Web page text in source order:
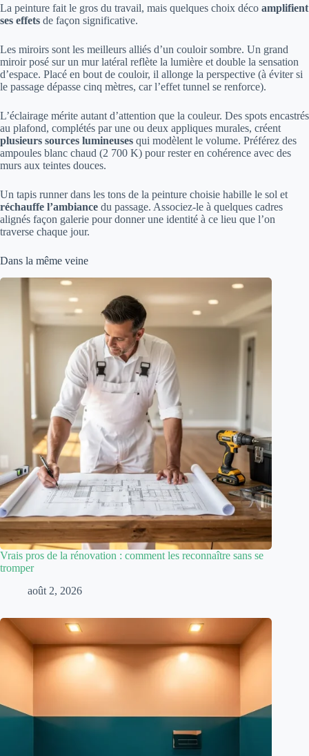
La peinture fait le gros du travail, mais quelques choix déco amplifient
ses effets de façon significative.
Les miroirs sont les meilleurs alliés d’un couloir sombre. Un grand
miroir posé sur un mur latéral reflète la lumière et double la sensation
d’espace. Placé en bout de couloir, il allonge la perspective (à éviter si
le passage dépasse cinq mètres, car l’effet tunnel se renforce).
L’éclairage mérite autant d’attention que la couleur. Des spots encastrés
au plafond, complétés par une ou deux appliques murales, créent
plusieurs sources lumineuses qui modèlent le volume. Préférez des
ampoules blanc chaud (2 700 K) pour rester en cohérence avec des
murs aux teintes douces.
Un tapis runner dans les tons de la peinture choisie habille le sol et
réchauffe l’ambiance du passage. Associez-le à quelques cadres
alignés façon galerie pour donner une identité à ce lieu que l’on
traverse chaque jour.
Dans la même veine
Vrais pros de la rénovation : comment les reconnaître sans se
tromper
août 2, 2026